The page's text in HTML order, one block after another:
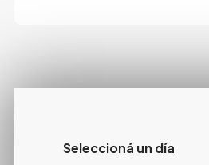
Seleccioná un día